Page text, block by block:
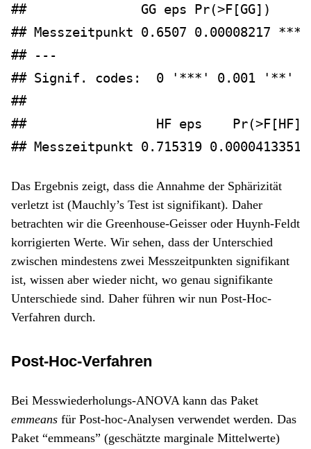
##               GG eps Pr(>F[GG])
## Messzeitpunkt 0.6507 0.00008217 ***
## ---
## Signif. codes:  0 '***' 0.001
##
##                 HF eps    Pr(>F[HF])
## Messzeitpunkt 0.715319 0.00004133513
Das Ergebnis zeigt, dass die Annahme der Sphärizität
verletzt ist (Mauchly’s Test ist signifikant). Daher
betrachten wir die Greenhouse-Geisser oder Huynh-Feldt
korrigierten Werte. Wir sehen, dass der Unterschied
zwischen mindestens zwei Messzeitpunkten signifikant
ist, wissen aber wieder nicht, wo genau signifikante
Unterschiede sind. Daher führen wir nun Post-Hoc-
Verfahren durch.
Post-Hoc-Verfahren
Bei Messwiederholungs-ANOVA kann das Paket
emmeans für Post-hoc-Analysen verwendet werden. Das
Paket “emmeans” (geschätzte marginale Mittelwerte)